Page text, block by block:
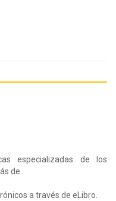
especializadas de los
de
a través de eLibro.